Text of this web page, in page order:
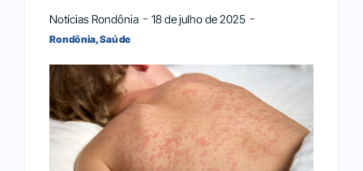
Notícias Rondônia 18 de julho de 2025
Rondônia,Saúde